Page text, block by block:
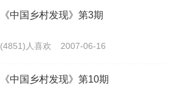
《中国乡村发现》第3期
(4851)人喜欢 2007-06-16
《中国乡村发现》第10期